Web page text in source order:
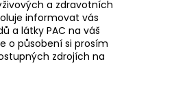
a zdravotních
informovat vás
a látky PAC na váš
o působení si prosím
zdrojích na